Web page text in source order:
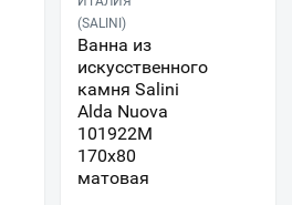
(SALINI)
Ванна из
искусственного
камня Salini
Alda Nuova
101922M
170х80
матовая